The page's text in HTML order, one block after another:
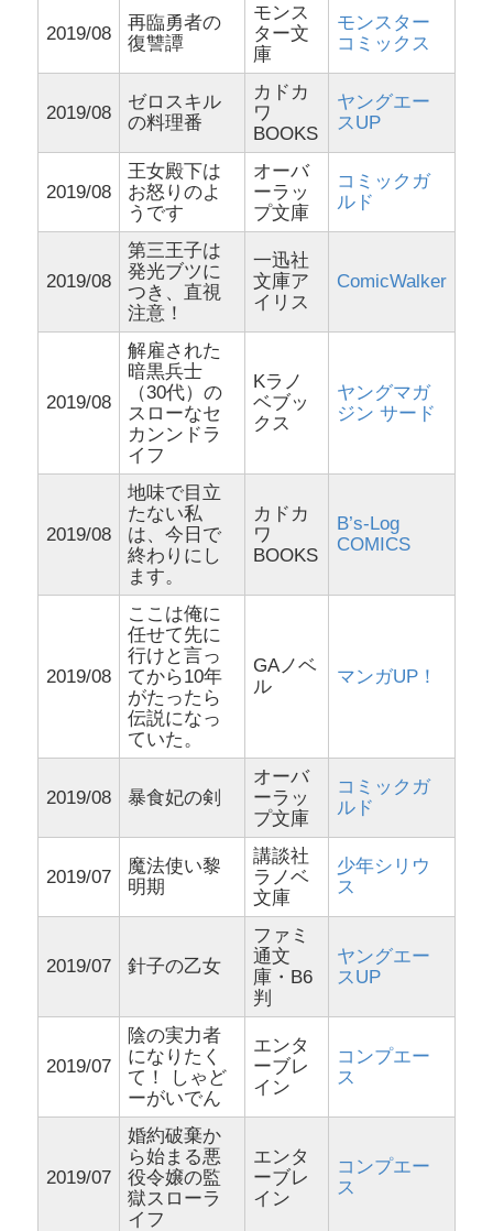
2019/08
再臨勇者の
復讐譚
モンス
ター文
庫
モンスター
コミックス
2019/08
ゼロスキル
の料理番
カドカ
ワ
BOOKS
ヤングエー
スUP
2019/08
王女殿下は
お怒りのよ
うです
オーバ
ーラッ
プ文庫
コミックガ
ルド
2019/08
第三王子は
発光ブツに
つき、直視
注意！
一迅社
文庫ア
イリス
ComicWalker
2019/08
解雇された
暗黒兵士
（30代）の
スローなセ
カンンドラ
イフ
Kラノ
ベブッ
クス
ヤングマガ
ジン サード
2019/08
地味で目立
たない私
は、今日で
終わりにし
ます。
カドカ
ワ
BOOKS
B’s-Log
COMICS
2019/08
ここは俺に
任せて先に
行けと言っ
てから10年
がたったら
伝説になっ
ていた。
GAノベ
ル
マンガUP！
2019/08 暴食妃の剣
オーバ
ーラッ
プ文庫
コミックガ
ルド
2019/07
魔法使い黎
明期
講談社
ラノベ
文庫
少年シリウ
ス
2019/07 針子の乙女
ファミ
通文
庫・B6
判
ヤングエー
スUP
2019/07
陰の実力者
になりたく
て！ しゃど
ーがいでん
エンタ
ーブレ
イン
コンプエー
ス
2019/07
婚約破棄か
ら始まる悪
役令嬢の監
獄スローラ
イフ
エンタ
ーブレ
イン
コンプエー
ス